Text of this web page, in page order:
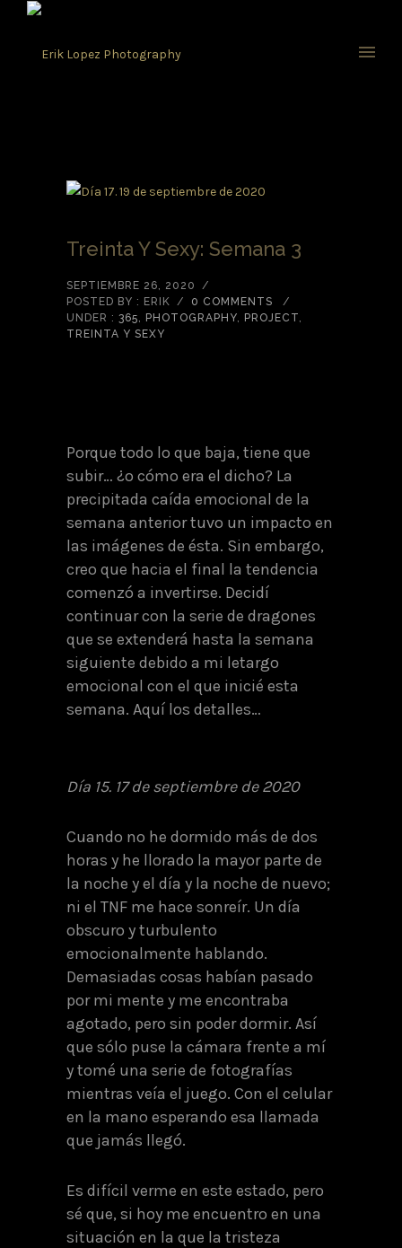
Treinta Y Sexy: Semana 3
SEPTIEMBRE 26, 2020
/
POSTED BY : ERIK
/ 0 COMMENTS
/
UNDER : 365 PHOTOGRAPHY PROJECT
TREINTA Y SEXY
Porque todo lo que baja, tiene que
subir… ¿o cómo era el dicho? La
precipitada caída emocional de la
semana anterior tuvo un impacto en
las imágenes de ésta. Sin embargo,
creo que hacia el final la tendencia
comenzó a invertirse. Decidí
continuar con la serie de dragones
que se extenderá hasta la semana
siguiente debido a mi letargo
emocional con el que inicié esta
semana. Aquí los detalles…
Día 15. 17 de septiembre de 2020
Cuando no he dormido más de dos
horas y he llorado la mayor parte de
la noche y el día y la noche de nuevo;
ni el TNF me hace sonreír. Un día
obscuro y turbulento
emocionalmente hablando.
Demasiadas cosas habían pasado
por mi mente y me encontraba
agotado, pero sin poder dormir. Así
que sólo puse la cámara frente a mí
y tomé una serie de fotografías
mientras veía el juego. Con el celular
en la mano esperando esa llamada
que jamás llegó.
Es difícil verme en este estado, pero
sé que, si hoy me encuentro en una
situación en la que la tristeza